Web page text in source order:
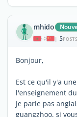
mhido
| 5POSTS
Bonjour,
Est ce qu'il y'a
l'enseignement
Je parle pas
guangzhoo. si